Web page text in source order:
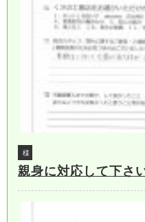
様
親身に対応して下さ